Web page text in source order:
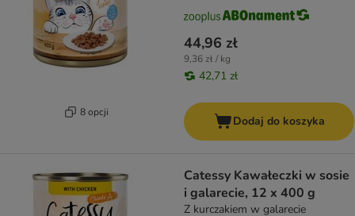
8 opcji
44,96 zł
9,36 zł / kg
42,71 zł
Dodaj do koszyka
Catessy Kawałeczki w sosie
i galarecie, 12 x 400 g
Z kurczakiem w galarecie